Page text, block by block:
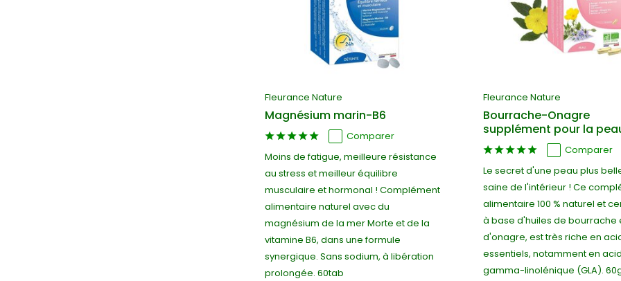
Fleurance Nature
Magnésium marin-B6
Comparer
Moins de fatigue, meilleure résistance
au stress et meilleur équilibre
musculaire et hormonal ! Complément
alimentaire naturel avec du
magnésium de la mer Morte et de la
vitamine B6, dans une formule
synergique. Sans sodium, à libération
prolongée. 60tab
Fleurance Nature
Bourrache-Onagre
supplément pour la
Comparer
Le secret d'une peau plus
saine de l'intérieur ! Ce
alimentaire 100 % naturel et
à base d'huiles de bourrache
d'onagre, est très riche en
essentiels, notamment en
gamma-linolénique (GLA).